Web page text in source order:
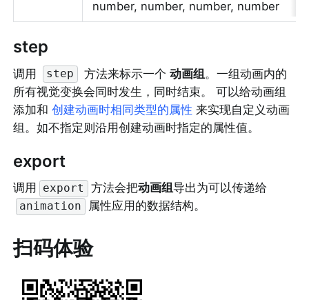
number, number, number, number
step
调用 step 方法来标示一个 动画组 。一组动画内的
所有视觉变换会同时发生，同时结束。 可以给动画组
添加和 创建动画时相同类型的属性 来实现自定义动画
组。如不指定则沿用创建动画时指定的属性值。
export
调用 export 方法会把动画组导出为可以传递给
animation 属性应用的数据结构。
扫码体验